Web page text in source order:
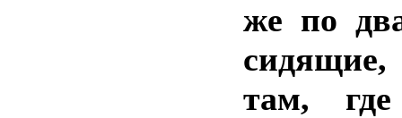
же по
там, где